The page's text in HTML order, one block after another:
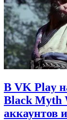
В VK Play
Black Myth
аккаунтов